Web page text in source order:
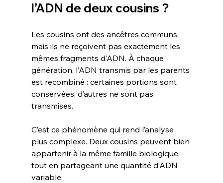
l’ADN de deux cousins ?
Les cousins ont des ancêtres communs,
mais ils ne reçoivent pas exactement les
mêmes fragments d’ADN. À chaque
génération, l’ADN transmis par les parents
est recombiné : certaines portions sont
conservées, d’autres ne sont pas
transmises.
C’est ce phénomène qui rend l’analyse
plus complexe. Deux cousins peuvent bien
appartenir à la même famille biologique,
tout en partageant une quantité d’ADN
variable.